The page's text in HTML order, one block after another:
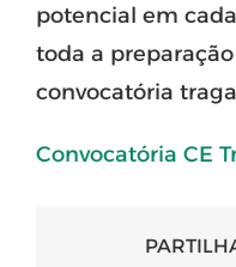
potencial em
toda a
convocatória
Convocatória CE